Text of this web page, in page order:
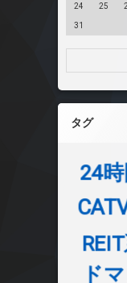
24 25
31
タグ
24
ド